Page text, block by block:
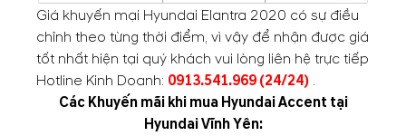
Giá khuyến mại Hyundai Elantra 2020 có sự điều
chỉnh theo từng thời điểm, vì vậy để nhận được giá
tốt nhất hiện tại quý khách vui lòng liên hệ trực tiếp
Hotline Kinh Doanh: 0913.541.969 (24/24) .
Các Khuyến mãi khi mua Hyundai Accent tại
Hyundai Vĩnh Yên: